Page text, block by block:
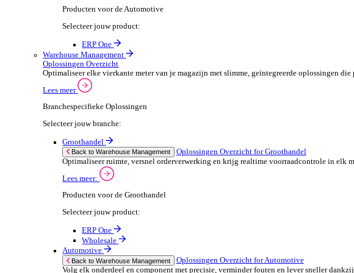
Wholesale
Automotive
Back to POS Oplossingen
Beheer complexe productassortimenten en houd klanten in
Lees meer:
POS Producten voor de Automotive
Selecteer jouw product:
ERP One
Dimasys
Financiële Administratie
Financieel overzicht is cruciaal voor het succes van je bedrijf.
Branchespecifieke Oplossingen
Selecteer jouw branche: